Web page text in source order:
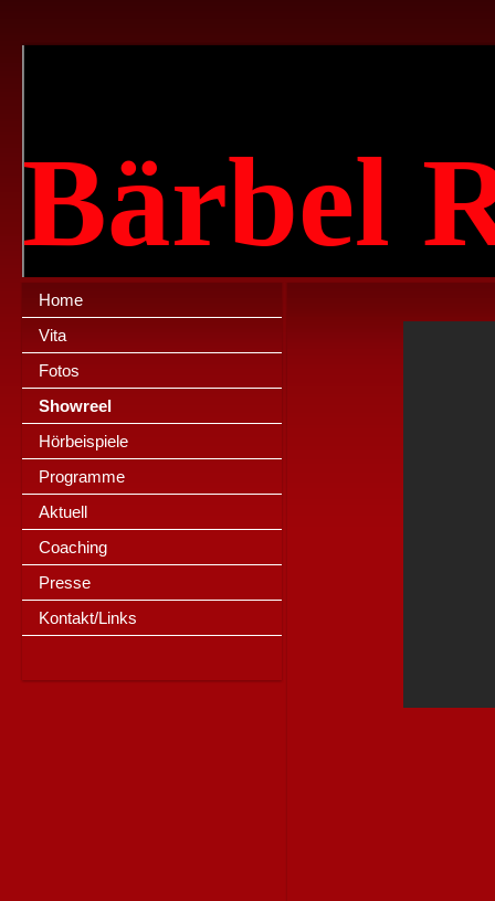
Bärbel
Home
Vita
Fotos
Showreel
Hörbeispiele
Programme
Aktuell
Coaching
Presse
Kontakt/Links